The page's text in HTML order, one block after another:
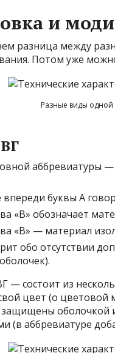
и
разница между
Потом уже
Разные виды
аббревиатуры
впереди буквы А
«В» обозначает
«В» — материал
обо отсутствии
— состоит из
цвет (о цветовой
защищены
(в аббревиатуре